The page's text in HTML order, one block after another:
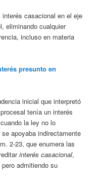
casacional en el eje
eliminando cualquier
incluso en materia
presunto en
inicial que interpretó
tenía un interés
la ley no lo
apoyaba indirectamente
2-23, que enumera las
interés casacional,
pero admitiendo su